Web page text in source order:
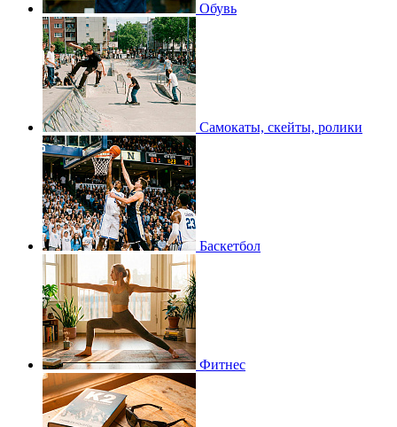
Обувь
Самокаты, скейты, ролики
Баскетбол
Фитнес